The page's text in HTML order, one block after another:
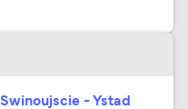
Swinoujscie - Ystad